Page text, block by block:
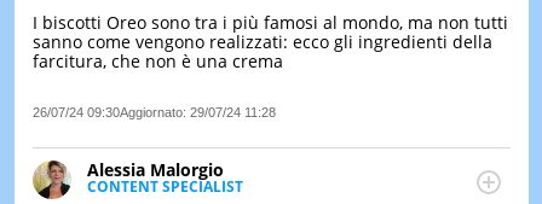
DI
DI
I biscotti Oreo sono tra i più famosi al mondo, ma non tutti
sanno come vengono realizzati: ecco gli ingredienti della
farcitura, che non è una crema
26/07/24 09:30Aggiornato: 29/07/24 11:28
Alessia Malorgio
CONTENT SPECIALIST